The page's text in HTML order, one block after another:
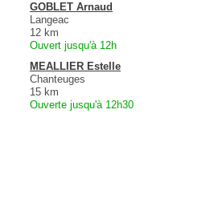
GOBLET Arnaud
Langeac
12 km
Ouvert jusqu'à 12h
MEALLIER Estelle
Chanteuges
15 km
Ouverte jusqu'à 12h30